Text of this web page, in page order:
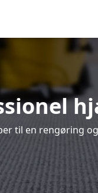
til en rengøring